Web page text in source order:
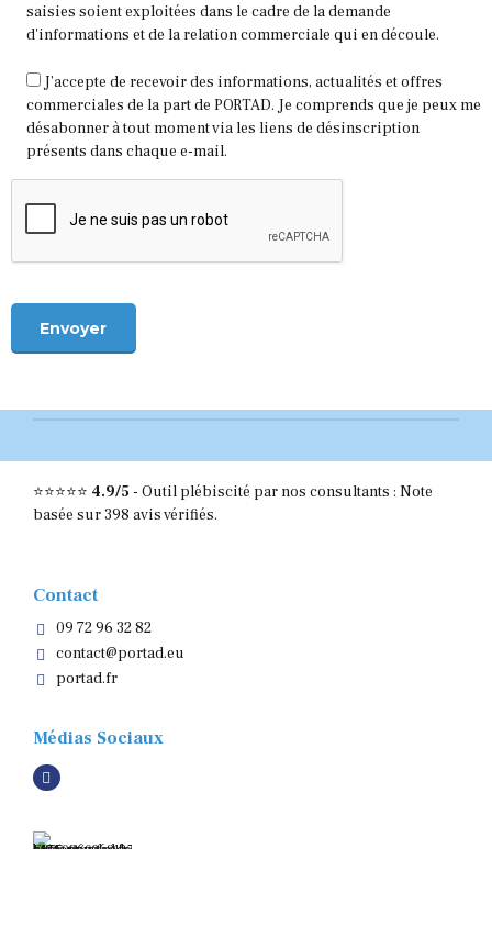
saisies soient exploitées dans le cadre de la demande
d'informations et de la relation commerciale qui en découle.
J’accepte de recevoir des informations, actualités et offres
commerciales de la part de PORTAD. Je comprends que je peux me
désabonner à tout moment via les liens de désinscription
présents dans chaque e-mail.
⭐⭐⭐⭐⭐ 4.9/5 - Outil plébiscité par nos consultants : Note
basée sur 398 avis vérifiés.
Contact
09 72 96 32 82
contact@portad.eu
portad.fr
Médias Sociaux